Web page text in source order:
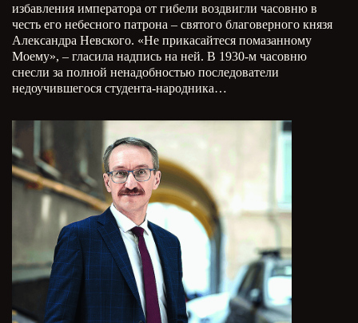
избавления императора от гибели воздвигли часовню в
честь его небесного патрона – святого благоверного князя
Александра Невского. «Не прикасайтеся помазанному
Моему», – гласила надпись на ней. В 1930-м часовню
снесли за полной ненадобностью последователи
недоучившегося студента-народника…